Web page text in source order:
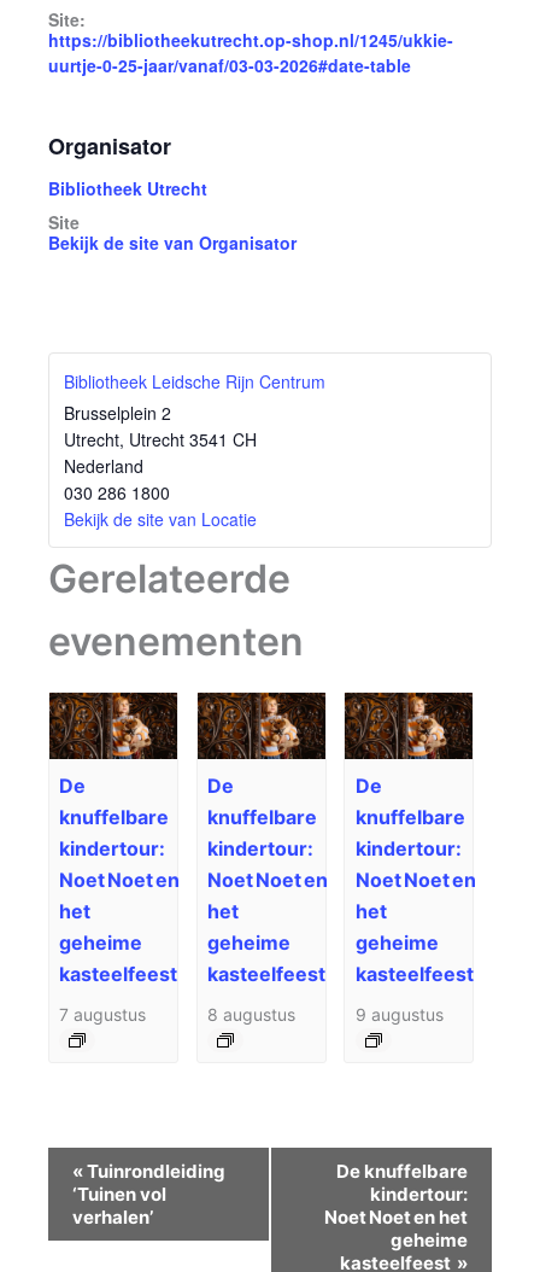
Site:
https://bibliotheekutrecht.op-shop.nl/1245/ukkie-
uurtje-0-25-jaar/vanaf/03-03-2026#date-table
Organisator
Bibliotheek Utrecht
Site
Bekijk de site van Organisator
Bibliotheek Leidsche Rijn Centrum
Brusselplein 2
Utrecht, Utrecht 3541 CH
Nederland
030 286 1800
Bekijk de site van Locatie
Gerelateerde
evenementen
De
knuffelbare
kindertour:
Noet Noet en
het
geheime
kasteelfeest
7 augustus
De
knuffelbare
kindertour:
Noet Noet en
het
geheime
kasteelfeest
8 augustus
De
knuffelbare
kindertour:
Noet Noet en
het
geheime
kasteelfeest
9 augustus
Evenement
Navigatie
«Tuinrondleiding
‘Tuinen vol
verhalen’
De knuffelbare
kindertour:
Noet Noet en het
geheime
kasteelfeest »